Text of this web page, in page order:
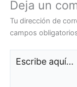
Deja un
Tu dirección de
campos
aquí...